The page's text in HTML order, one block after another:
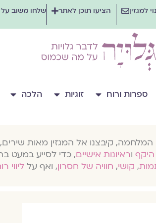
למגזין הציעו תוכן לאתר שלחו משוב
ספרות ורוח זוגיות הלכה
המלחמה, קיבצנו אל המגזין מאות
היקף וראיונות אישיים, כדי לסייע במעט
, קושי, חוויה של חסרון, ואף על ליווי